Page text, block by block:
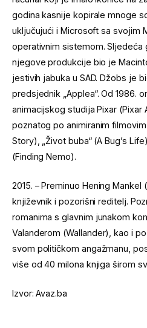
godina kasnije kopirale mnoge
uključujući i Microsoft sa svojim
operativnim sistemom. Sljedeća
njegove produkcije bio je
jestivih jabuka u SAD. Džobs je
predsjednik „Applea“. Od 1986.
animacijskog studija Pixar (Pixar
poznatog po animiranim
Story), „Život buba“ (A Bug’s
(Finding Nemo).
2015. – Preminuo Hening
književnik i pozorišni reditelj.
romanima s glavnim junakom
Valanderom (Wallander), kao i
svom političkom angažmanu,
više od 40 milona knjiga širom
Izvor: Avaz.ba